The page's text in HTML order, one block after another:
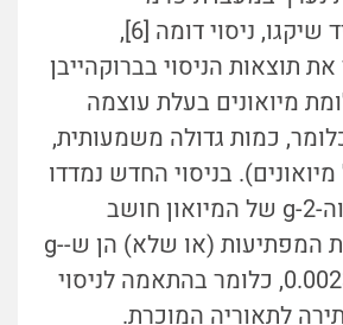
(Fermilab) שליד שיקגו, ניסוי דומה [6],
תוצאות הניסוי בברוקהייבן
מיואונים בעלת עוצמה
כמות גדולה משמעותית,
של מיואונים). בניסוי החדש נמדדו
שוב התדירויות, וה-g-2 של המיואון חושב
בעזרתן. התוצאות המפתיעות (או שלא) הן ש-g-
, כלומר בהתאמה לניסוי
לתאוריה המוכרת.